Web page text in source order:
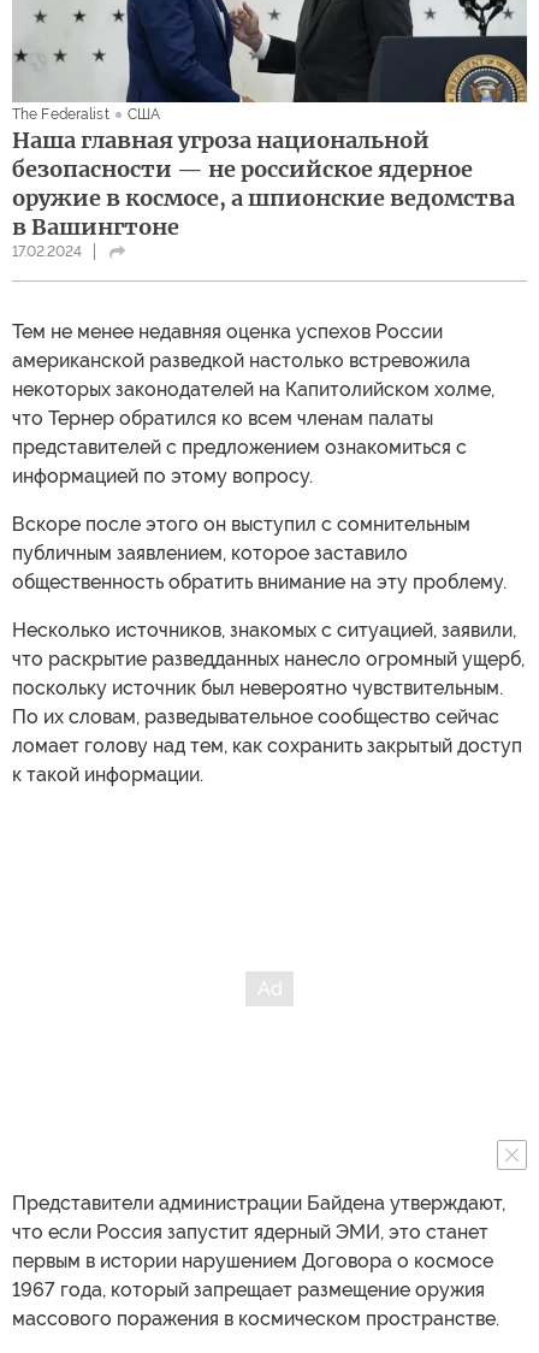
The Federalist США
Наша главная угроза национальной
безопасности — не российское ядерное
оружие в космосе, а шпионские ведомства
в Вашингтоне
17.02.2024
Тем не менее недавняя оценка успехов России
американской разведкой настолько встревожила
некоторых законодателей на Капитолийском холме,
что Тернер обратился ко всем членам палаты
представителей с предложением ознакомиться с
информацией по этому вопросу.
Вскоре после этого он выступил с сомнительным
публичным заявлением, которое заставило
общественность обратить внимание на эту проблему.
Несколько источников, знакомых с ситуацией, заявили,
что раскрытие разведданных нанесло огромный ущерб,
поскольку источник был невероятно чувствительным.
По их словам, разведывательное сообщество сейчас
ломает голову над тем, как сохранить закрытый доступ
к такой информации.
Представители администрации Байдена утверждают,
что если Россия запустит ядерный ЭМИ, это станет
первым в истории нарушением Договора о космосе
1967 года, который запрещает размещение оружия
массового поражения в космическом пространстве.